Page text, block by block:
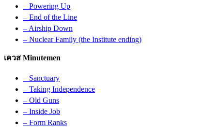
– Powering Up
– End of the Line
– Airship Down
– Nuclear Family (the Institute ending)
เควส Minutemen
– Sanctuary
– Taking Independence
– Old Guns
– Inside Job
– Form Ranks